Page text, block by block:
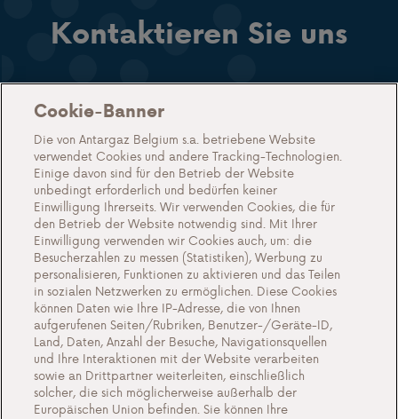
Kontaktieren Sie uns
Unsere produkte
Gas in Tanks
Gas in Flaschen
FAQ
Über uns
Kontakte
Cookie-Banner
Die von Antargaz Belgium s.a. betriebene Website
verwendet Cookies und andere Tracking-Technologien.
Einige davon sind für den Betrieb der Website
unbedingt erforderlich und bedürfen keiner
Einwilligung Ihrerseits. Wir verwenden Cookies, die für
den Betrieb der Website notwendig sind. Mit Ihrer
Einwilligung verwenden wir Cookies auch, um: die
Besucherzahlen zu messen (Statistiken), Werbung zu
personalisieren, Funktionen zu aktivieren und das Teilen
in sozialen Netzwerken zu ermöglichen. Diese Cookies
können Daten wie Ihre IP-Adresse, die von Ihnen
aufgerufenen Seiten/Rubriken, Benutzer-/Geräte-ID,
Land, Daten, Anzahl der Besuche, Navigationsquellen
und Ihre Interaktionen mit der Website verarbeiten
sowie an Drittpartner weiterleiten, einschließlich
solcher, die sich möglicherweise außerhalb der
Europäischen Union befinden. Sie können Ihre